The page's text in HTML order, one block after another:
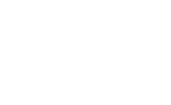
下最新新闻。新华视点丨艺考改革全面落地